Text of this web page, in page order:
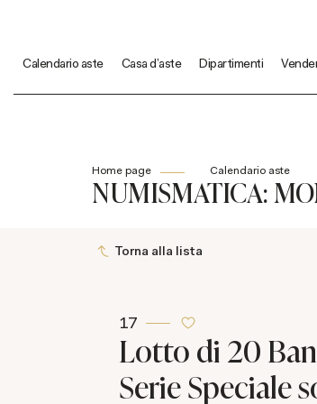
Calendario aste Casa d'aste Dipartimenti
Home page Calendario aste
NUMISMATICA:
Torna alla lista
17
Lotto di 20
Serie Speciale